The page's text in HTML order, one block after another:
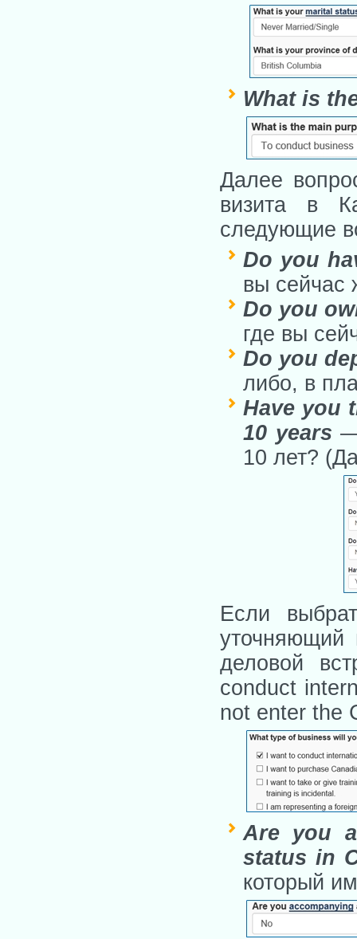
What is
Далее
визита в
следующие
Do you
вы сейчас
Do you
где вы
Do you
либо, в
Have you
10 years
10 лет?
Если
уточняющий
деловой
conduct
not enter the
Are you
status in
который